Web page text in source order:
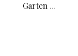
Garten ...